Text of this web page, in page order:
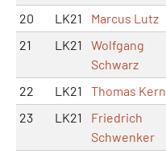
20 LK21 Marcus Lutz
21
LK21
Wolfgang
Schwarz
22 LK21 Thomas Kern
23
LK21
Friedrich
Schwenker